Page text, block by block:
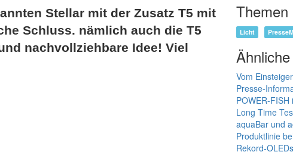
Stellar mit der Zusatz T5 mit
Schluss. nämlich auch die T5
nachvollziehbare Idee! Viel
Themen
Licht
Vom
Presse-
POWER-
Long Time
aquaBar und
Produktlinie
Rekord-